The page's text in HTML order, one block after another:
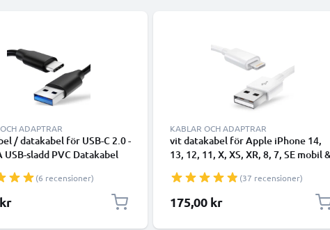
ADAPTRAR
/ datakabel för USB-C 2.0 -
USB-sladd PVC Datakabel
(6 recensioner)
KABLAR OCH ADAPTRAR
vit datakabel för Apple iPhone 14,
13, 12, 11, X, XS, XR, 8, 7, SE mobil
överföring - USB-sladd(37 recensioner)
175,00 kr